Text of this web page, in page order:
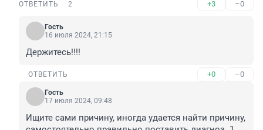
ОТВЕТИТЬ 2 +3 –0
Гость
16 июля 2024, 21:15
Держитесь!!!!
ОТВЕТИТЬ +0 –0
Гость
17 июля 2024, 09:48
Ищите сами причину, иногда удается найти причину,